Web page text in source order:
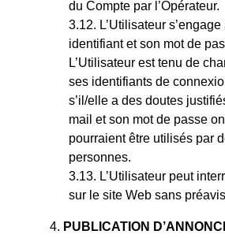
du Compte par l’Opérateur.
L’Utilisateur
identifiant et son mot de
L’Utilisateur est tenu de
ses identifiants de
s’il/elle a des doutes
mail et son mot de passe
pourraient être utilisés par
personnes.
L’Utilisateur peut
sur le site Web sans
PUBLICATION